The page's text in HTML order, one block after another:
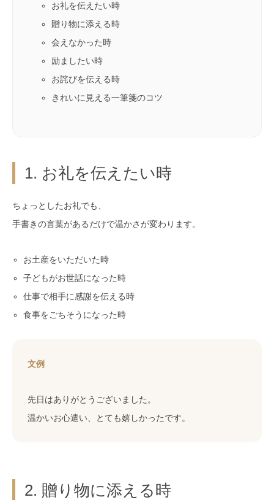
お礼を伝えたい時
贈り物に添える時
会えなかった時
励ましたい時
お詫びを伝える時
きれいに見える一筆箋のコツ
1. お礼を伝えたい時
ちょっとしたお礼でも、
手書きの言葉があるだけで温かさが変わります。
お土産をいただいた時
子どもがお世話になった時
仕事で相手に感謝を伝える時
食事をごちそうになった時
文例
先日はありがとうございました。
温かいお心遣い、とても嬉しかったです。
2. 贈り物に添える時